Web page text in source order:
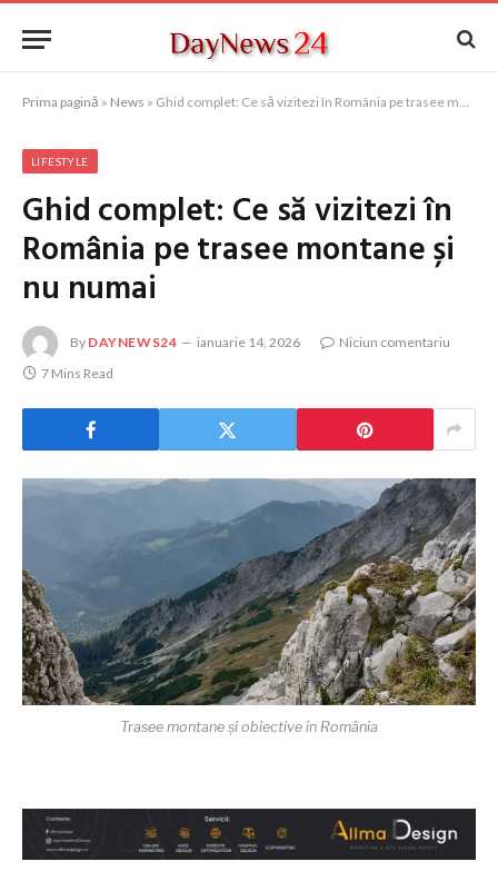
Prima pagină » News » Ghid complet: Ce să vizitezi în România pe trasee montane și nu numai
LIFESTYLE
Ghid complet: Ce să vizitezi în
România pe trasee montane și
nu numai
By DAYNEWS24 ianuarie 14, 2026
Niciun comentariu
7 Mins Read
Trasee montane și obiective în România